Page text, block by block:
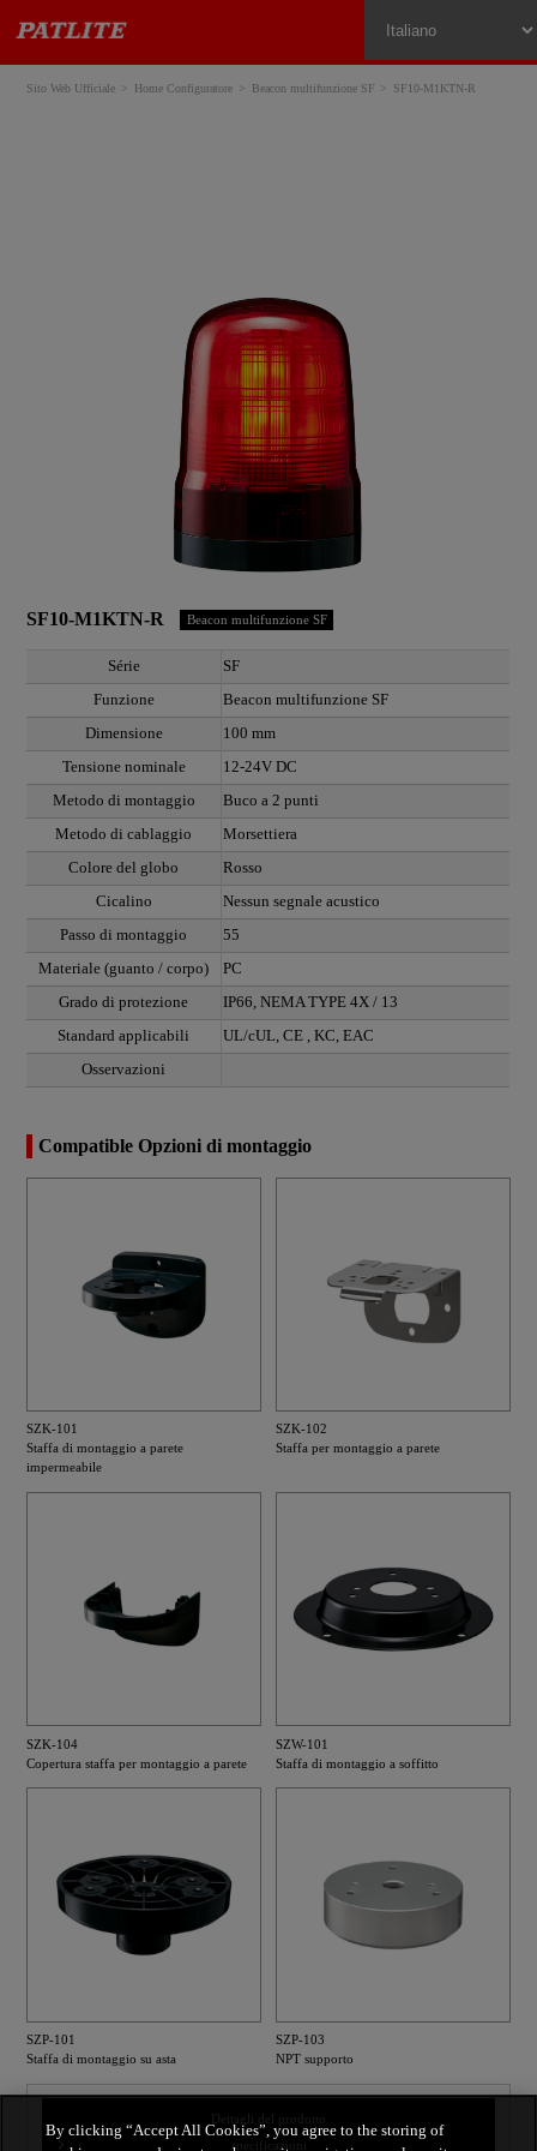
Sito Web Ufficiale Home Configuratore Beacon multifunzione SF SF10-M1KTN-R
SF10-M1KTN-R Beacon multifunzione SF
Série
SF
Funzione
Beacon multifunzione SF
Dimensione
100 mm
Tensione nominale
12-24V DC
Metodo di montaggio
Buco a 2 punti
Metodo di cablaggio
Morsettiera
Colore del globo
Rosso
Cicalino
Nessun segnale acustico
Passo di montaggio
55
Materiale (guanto / corpo)
PC
Grado di protezione
IP66, NEMA TYPE 4X / 13
Standard applicabili
UL/cUL, CE , KC, EAC
Osservazioni
Compatible Opzioni di montaggio
SZK-101
Staffa di montaggio a parete
impermeabile
SZK-102
Staffa per montaggio a parete
SZK-104
Copertura staffa per montaggio a parete
SZW-101
Staffa di montaggio a soffitto
SZP-101
Staffa di montaggio su asta
SZP-103
NPT supporto
Dettagli del prodotto
specificazioni
By clicking “Accept All Cookies”, you agree to the storing of